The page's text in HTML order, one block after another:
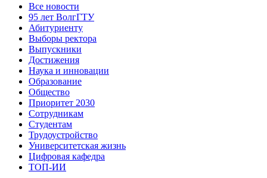
Все новости
95 лет ВолгГТУ
Абитуриенту
Выборы ректора
Выпускники
Достижения
Наука и инновации
Образование
Общество
Приоритет 2030
Сотрудникам
Студентам
Трудоустройство
Университетская жизнь
Цифровая кафедра
ТОП-ИИ